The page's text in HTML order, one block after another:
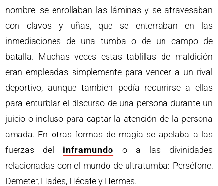
nombre, se enrollaban las láminas y se atravesaban
con clavos y uñas, que se enterraban en las
inmediaciones de una tumba o de un campo de
batalla. Muchas veces estas tablillas de maldición
eran empleadas simplemente para vencer a un rival
deportivo, aunque también podía recurrirse a ellas
para enturbiar el discurso de una persona durante un
juicio o incluso para captar la atención de la persona
amada. En otras formas de magia se apelaba a las
fuerzas del inframundo o a las divinidades
relacionadas con el mundo de ultratumba: Perséfone,
Demeter, Hades, Hécate y Hermes.